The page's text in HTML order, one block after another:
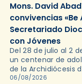
Mons. David
convivencias «Be
Secretariado
con Jóvenes
Del 28 de julio al 2
un centenar de
de la Archidiócesis
en las convivencias
06/08/2026